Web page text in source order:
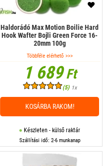
Haldorádó Max Motion Boilie Hard
Hook Wafter Bojli Green Force 16-
20mm 100g
Többféle elérhető >>>
1 689Ft
(5) 1x
Készleten - külső raktár
Szállítási idő: 2-6 munkanap
KOSÁRBA RAKOM!